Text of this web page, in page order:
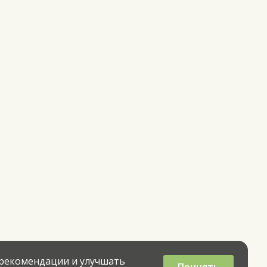
и улучшать